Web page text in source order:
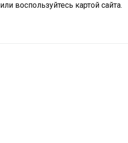
или воспользуйтесь картой сайта.